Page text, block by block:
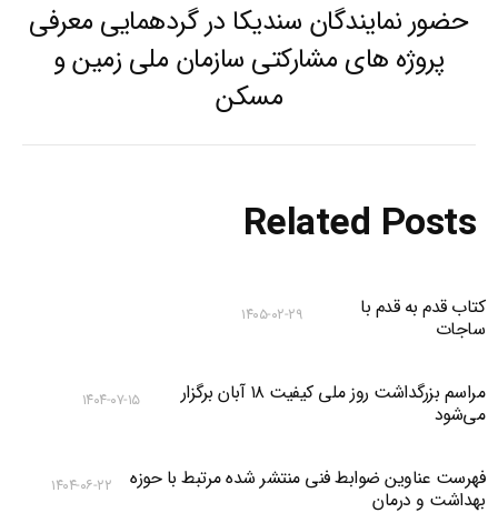
Previous
post:
حضور نمایندگان سندیکا در گردهمایی معرفی
پروژه های مشارکتی سازمان ملی زمین و
مسکن
Related Posts
کتاب قدم به قدم با
ساجات
۱۴۰۵-۰۲-۲۹
مراسم بزرگداشت روز ملی کیفیت ۱۸ آبان برگزار
می‌شود
۱۴۰۴-۰۷-۱۵
فهرست عناوین ضوابط فنی منتشر شده مرتبط با حوزه
بهداشت و درمان
۱۴۰۴-۰۶-۲۲